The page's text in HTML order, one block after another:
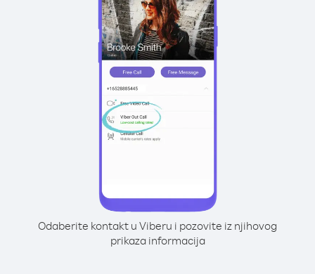
Odaberite kontakt u Viberu i pozovite iz njihovog
prikaza informacija